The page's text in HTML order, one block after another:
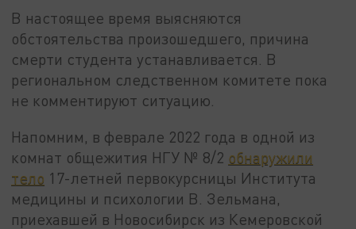
В настоящее время выясняются
обстоятельства произошедшего, причина
смерти студента устанавливается. В
региональном следственном комитете пока
не комментируют ситуацию.
Напомним, в феврале 2022 года в одной из
комнат общежития НГУ № 8/2 обнаружили
тело 17-летней первокурсницы Института
медицины и психологии В. Зельмана,
приехавшей в Новосибирск из Кемеровской